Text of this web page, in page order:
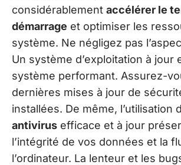
considérablement accélérer le
démarrage et optimiser les
système. Ne négligez pas
Un système d’exploitation à jour
système performant. Assurez-
dernières mises à jour de
installées. De même, l’utilisation
antivirus efficace et à jour
l’intégrité de vos données et la
l’ordinateur. La lenteur et les